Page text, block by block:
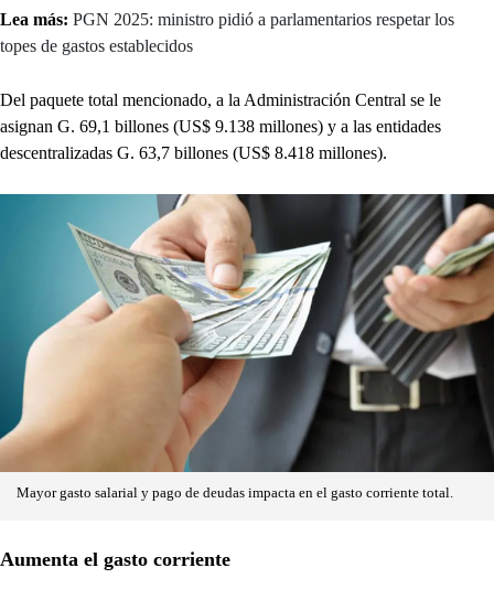
Lea más: PGN 2025: ministro pidió a parlamentarios respetar los
topes de gastos establecidos
Del paquete total mencionado, a la Administración Central se le
asignan G. 69,1 billones (US$ 9.138 millones) y a las entidades
descentralizadas G. 63,7 billones (US$ 8.418 millones).
Mayor gasto salarial y pago de deudas impacta en el gasto corriente total.
Aumenta el gasto corriente